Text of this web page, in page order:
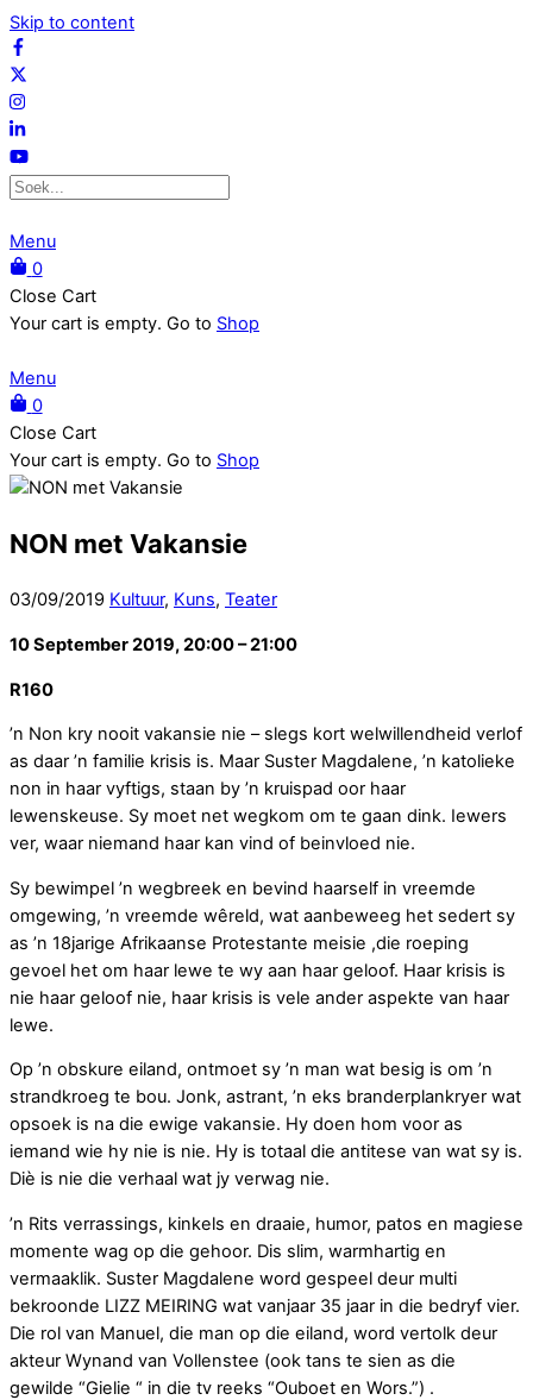
Skip to content
Menu
0
Close Cart
Your cart is empty. Go to Shop
Menu
0
Close Cart
Your cart is empty. Go to Shop
NON met Vakansie
03/09/2019 Kultuur, Kuns, Teater
10 September 2019, 20:00 – 21:00
R160
’n Non kry nooit vakansie nie – slegs kort welwillendheid verlof
as daar ’n familie krisis is. Maar Suster Magdalene, ’n katolieke
non in haar vyftigs, staan by ’n kruispad oor haar
lewenskeuse. Sy moet net wegkom om te gaan dink. Iewers
ver, waar niemand haar kan vind of beinvloed nie.
Sy bewimpel ’n wegbreek en bevind haarself in vreemde
omgewing, ’n vreemde wêreld, wat aanbeweeg het sedert sy
as ’n 18jarige Afrikaanse Protestante meisie ,die roeping
gevoel het om haar lewe te wy aan haar geloof. Haar krisis is
nie haar geloof nie, haar krisis is vele ander aspekte van haar
lewe.
Op ’n obskure eiland, ontmoet sy ’n man wat besig is om ’n
strandkroeg te bou. Jonk, astrant, ’n eks branderplankryer wat
opsoek is na die ewige vakansie. Hy doen hom voor as
iemand wie hy nie is nie. Hy is totaal die antitese van wat sy is.
Diè is nie die verhaal wat jy verwag nie.
’n Rits verrassings, kinkels en draaie, humor, patos en magiese
momente wag op die gehoor. Dis slim, warmhartig en
vermaaklik. Suster Magdalene word gespeel deur multi
bekroonde LIZZ MEIRING wat vanjaar 35 jaar in die bedryf vier.
Die rol van Manuel, die man op die eiland, word vertolk deur
akteur Wynand van Vollenstee (ook tans te sien as die
gewilde “Gielie “ in die tv reeks “Ouboet en Wors.”) .